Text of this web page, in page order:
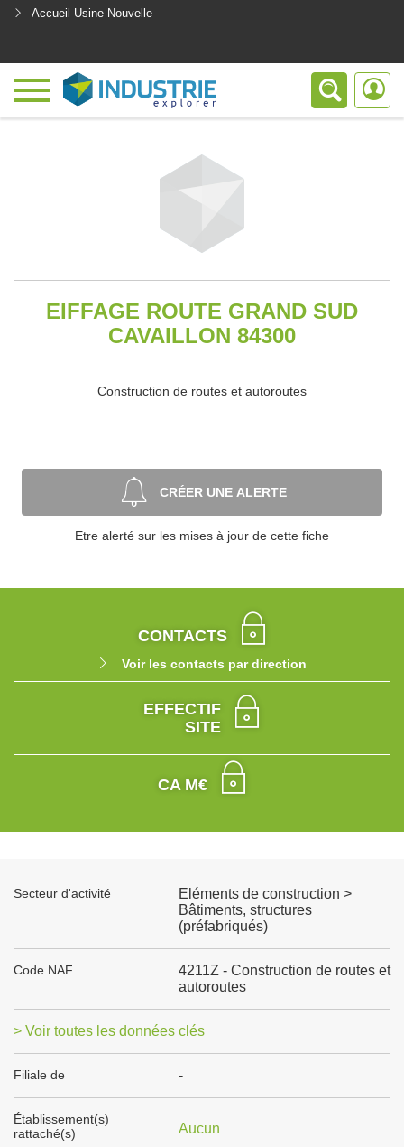
Accueil Usine Nouvelle
EIFFAGE ROUTE GRAND SUD
CAVAILLON 84300
Construction de routes et autoroutes
CRÉER UNE ALERTE
Etre alerté sur les mises à jour de cette fiche
CONTACTS
Voir les contacts par direction
EFFECTIF
SITE
CA M€
Secteur d'activité
Eléments de construction >
Bâtiments, structures
(préfabriqués)
Code NAF
4211Z - Construction de routes et
autoroutes
> Voir toutes les données clés
Filiale de -
Établissement(s)
rattaché(s)
Aucun